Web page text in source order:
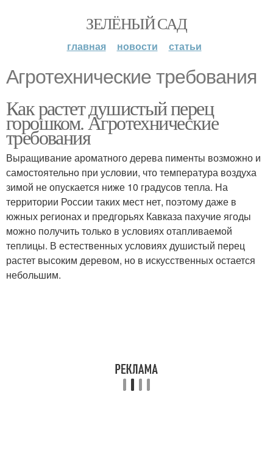
ЗЕЛЁНЫЙ САД
главная новости статьи
Агротехнические требования
Как растет душистый перец
горошком. Агротехнические
требования
Выращивание ароматного дерева пименты возможно и
самостоятельно при условии, что температура воздуха
зимой не опускается ниже 10 градусов тепла. На
территории России таких мест нет, поэтому даже в
южных регионах и предгорьях Кавказа пахучие ягоды
можно получить только в условиях отапливаемой
теплицы. В естественных условиях душистый перец
растет высоким деревом, но в искусственных остается
небольшим.